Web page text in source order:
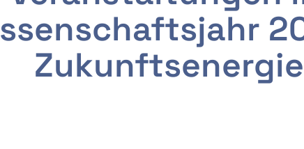
Zukunftsenergie